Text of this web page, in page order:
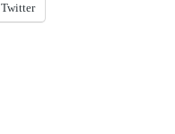
Twitter